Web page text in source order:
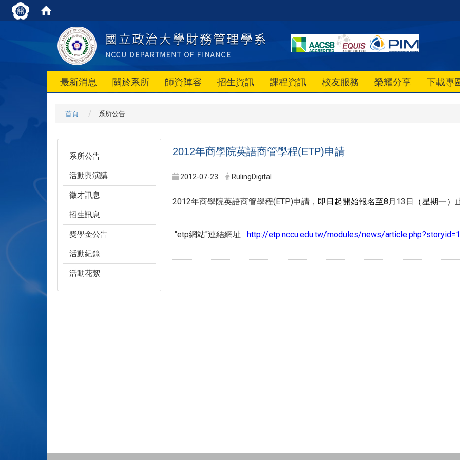
最新消息 關於系所 師資陣容 招生資訊 課程資訊 校友服務 榮耀分享 下載專
首頁 系所公告
系所公告
活動與演講
徵才訊息
招生訊息
獎學金公告
活動紀錄
活動花絮
2012年商學院英語商管學程(ETP)申請
2012-07-23 RulingDigital
2012年商學院英語商管學程(ETP)申請， 即日起開始報名至8月13日 （星期一）
"etp網站"連結網址 http://etp.nccu.edu.tw/modules/news/